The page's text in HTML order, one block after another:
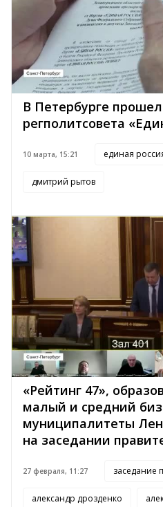
В Петербурге
регполитсовета
10 марта, 15:21 единая
дмитрий рытов
«Рейтинг 47»,
малый и средний
муниципалитеты
на заседании
27 февраля, 11:27 заседание
александр дрозденко